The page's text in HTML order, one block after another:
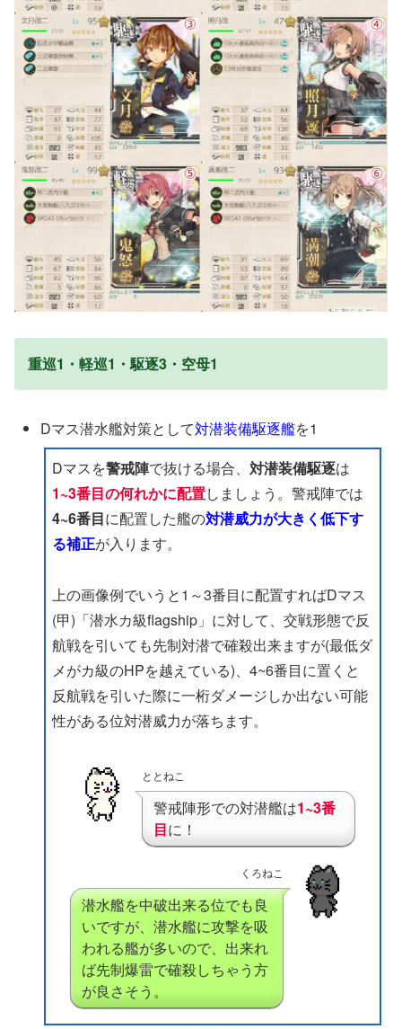
重巡1・軽巡1・駆逐3・空母1
Dマス潜水艦対策として対潜装備駆逐艦を1
Dマスを警戒陣で抜ける場合、 対潜装備駆逐は
1~3番目の何れかに配置しましょう。警戒陣では
4~6番目に配置した艦の対潜威力が大きく低下す
る補正が入ります。
上の画像例でいうと1～3番目に配置すればDマス
(甲)「潜水カ級flagship」に対して、交戦形態で反
航戦を引いても先制対潜で確殺出来ますが(最低ダ
メがカ級のHPを越えている)、4~6番目に置くと
反航戦を引いた際に一桁ダメージしか出ない可能
性がある位対潜威力が落ちます。
ととねこ
警戒陣形での対潜艦は1~3番
目に！
くろねこ
潜水艦を中破出来る位でも良
いですが、潜水艦に攻撃を吸
われる艦が多いので、出来れ
ば先制爆雷で確殺しちゃう方
が良さそう。